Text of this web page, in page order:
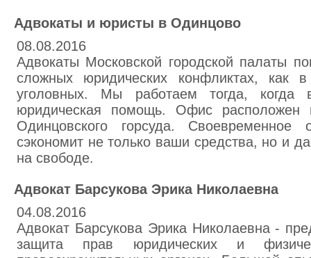
Адвокаты и юристы в Одинцово
08.08.2016
Адвокаты Московской городской палаты
сложных юридических конфликтах, как
уголовных. Мы работаем тогда, когда
юридическая помощь. Офис расположен
Одинцовского горсуда. Своевременное
сэкономит не только ваши средства, но и
на свободе.
Адвокат Барсукова Эрика Николаевна
04.08.2016
Адвокат Барсукова Эрика Николаевна -
защита прав юридических и